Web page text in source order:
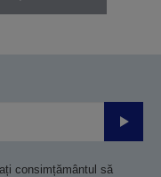
consimțământul să